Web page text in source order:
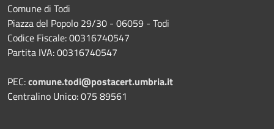
Comune di Todi
Piazza del Popolo 29/30 - 06059 - Todi
Codice Fiscale: 00316740547
Partita IVA: 00316740547
PEC:comune.todi@postacert.umbria.it
Centralino Unico: 075 89561